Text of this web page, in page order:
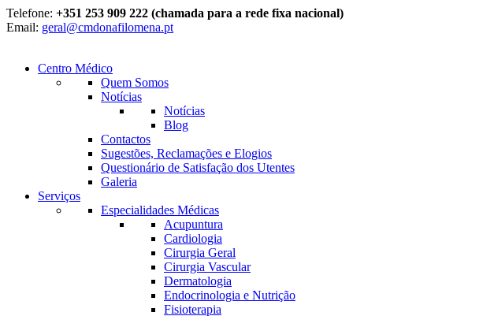
Telefone: +351 253 909 222 (chamada para a rede fixa nacional)
Email: geral@cmdonafilomena.pt
Centro Médico
Quem Somos
Notícias
Notícias
Blog
Contactos
Sugestões, Reclamações e Elogios
Questionário de Satisfação dos Utentes
Galeria
Serviços
Especialidades Médicas
Acupuntura
Cardiologia
Cirurgia Geral
Cirurgia Vascular
Dermatologia
Endocrinologia e Nutrição
Fisioterapia